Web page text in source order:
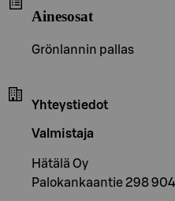
Ainesosat
Grönlannin pallas
Yhteystiedot
Valmistaja
Hätälä Oy
Palokankaantie 298